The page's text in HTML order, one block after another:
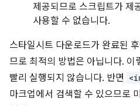
제공되므로 스크립트가 제
사용할 수 없습니다.
스타일시트 다운로드가 완료된
므로 최적의 방법은 아닙니다. 이
빨리 실행되지 않습니다. 반면
마크업에서 검색할 수 있으므로